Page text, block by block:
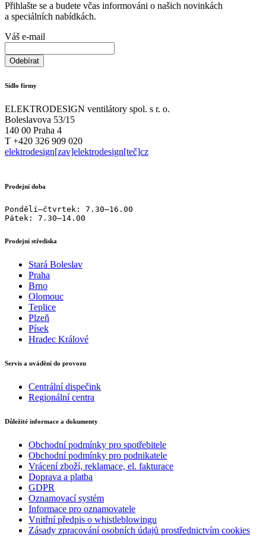
Přihlašte se a budete včas informováni o našich novinkách
a speciálních nabídkách.
Váš e-mail
Sídlo firmy
ELEKTRODESIGN ventilátory spol. s r. o.
Boleslavova 53/15
140 00 Praha 4
T +420 326 909 020
elektrodesign[zav]elektrodesign[teč]cz
Prodejní doba
Pondělí–čtvrtek: 7.30–16.00
Pátek: 7.30–14.00
Prodejní střediska
Stará Boleslav
Praha
Brno
Olomouc
Teplice
Plzeň
Písek
Hradec Králové
Servis a uvádění do provozu
Centrální dispečink
Regionální centra
Důležité informace a dokumenty
Obchodní podmínky pro spotřebitele
Obchodní podmínky pro podnikatele
Vrácení zboží, reklamace, el. fakturace
Doprava a platba
GDPR
Oznamovací systém
Informace pro oznamovatele
Vnitřní předpis o whistleblowingu
Zásady zpracování osobních údajů prostřednictvím cookies